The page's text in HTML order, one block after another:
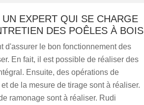
EXPERT QUI SE CHARGE
DES POÊLES À BOIS
d'assurer le bon fonctionnement des
En fait, il est possible de réaliser des
Ensuite, des opérations de
de la mesure de tirage sont à réaliser.
ramonage sont à réaliser. Rudi